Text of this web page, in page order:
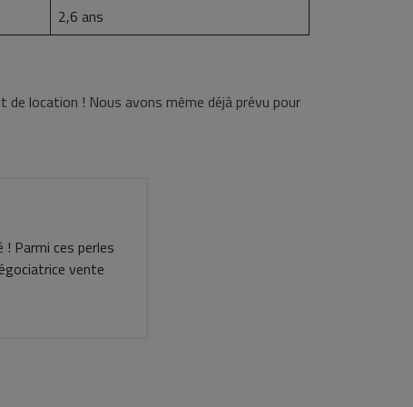
2,6 ans
location ! Nous avons même déjà prévu pour
! Parmi ces perles
vente